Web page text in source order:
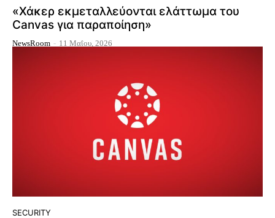
«Χάκερ εκμεταλλεύονται ελάττωμα του
Canvas για παραποίηση»
NewsRoom - 11 Μαΐου, 2026
SECURITY